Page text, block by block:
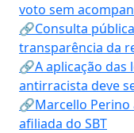
voto sem
🔗Consulta
transparência da
🔗A aplicação das
antirracista deve
🔗Marcello
afiliada do SBT